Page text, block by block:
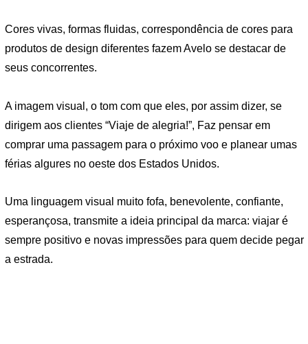
Cores vivas, formas fluidas, correspondência de cores para
produtos de design diferentes fazem Avelo se destacar de
seus concorrentes.
A imagem visual, o tom com que eles, por assim dizer, se
dirigem aos clientes “Viaje de alegria!”, Faz pensar em
comprar uma passagem para o próximo voo e planear umas
férias algures no oeste dos Estados Unidos.
Uma linguagem visual muito fofa, benevolente, confiante,
esperançosa, transmite a ideia principal da marca: viajar é
sempre positivo e novas impressões para quem decide pegar
a estrada.